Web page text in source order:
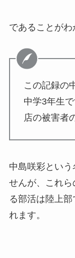
であることがわ
この記録の
中学3年生
店の被害者
中島咲彩とい
せんが、これ
る部活は陸上
れます。